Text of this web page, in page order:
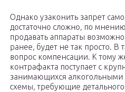
Однако узаконить запрет
достаточно сложно, по
продавать аппараты
ранее, будет не так просто. В
вопрос компенсации. К тому
контрафакта поступает с
занимающихся алкогольными
схемы, требующие детального